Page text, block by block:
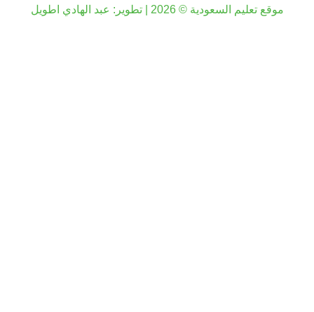
موقع تعليم السعودية © 2026 | تطوير: عبد الهادي اطويل